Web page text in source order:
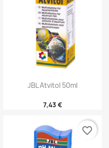
JBL Atvitol 50ml
7,43 €
favorite_border